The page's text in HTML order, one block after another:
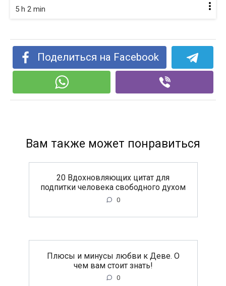
5 h 2 min
Поделиться на Facebook
Вам также может понравиться
20 Вдохновляющих цитат для
подпитки человека свободного духом
0
Плюсы и минусы любви к Деве. О
чем вам стоит знать!
0